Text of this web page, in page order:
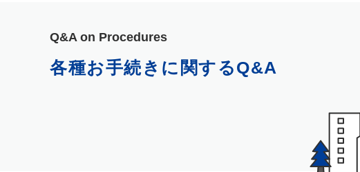
Q&A on Procedures
各種お手続きに関するQ&A